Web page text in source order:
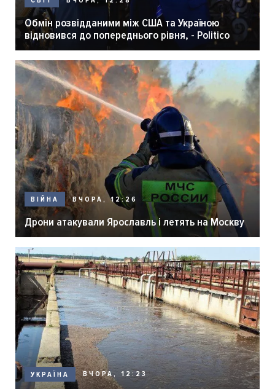
Обмін розвідданими між США та Україною
відновився до попереднього рівня, - Politico
ВІЙНА ВЧОРА, 12:26
Дрони атакували Ярославль і летять на Москву
УКРАЇНА ВЧОРА, 12:23